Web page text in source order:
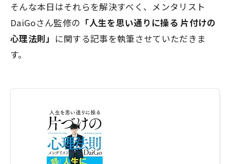
そんな本日はそれらを解決すべく、メンタリスト
DaiGoさん監修の 「人生を思い通りに操る 片付けの
心理法則」 に関する記事を執筆させていただきま
す。